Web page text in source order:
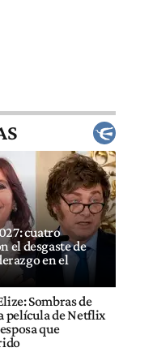
cuatro
el desgaste de
en el
Sombras de
película de Netflix
que